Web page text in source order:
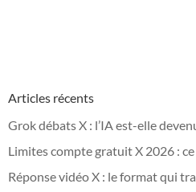
Articles récents
Grok débats X : l’IA est-elle
Limites compte gratuit X 2026 :
Réponse vidéo X : le format qui